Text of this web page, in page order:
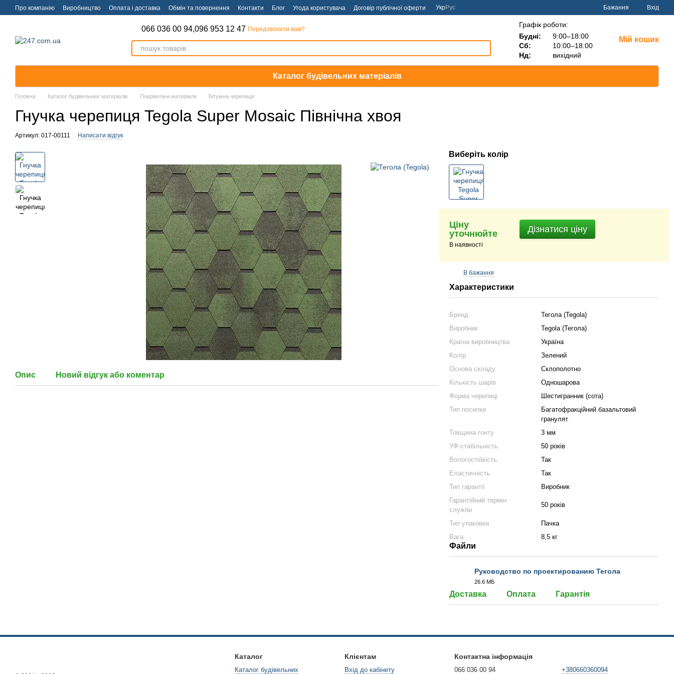
Перейти к основному контенту
Про компанію Виробництво Оплата і доставка Обмін та повернення Контакти Блог Угода користувача Договір публічної оферти УкрРус Бажання Вхід
066 036 00 94,096 953 12 47 Передзвонити вам?
Графік роботи:
Будні:
9:00–18:00
Сб:
10:00–18:00
Нд:
вихідний
Мій кошик
Каталог будівельних матеріалів
Головна Каталог будівельних матеріалів Покрівельні матеріали Бітумна черепиця
Гнучка черепиця Tegola Super Mosaic Північна хвоя
Артикул: 017-00111 Написати відгук
Опис Новий відгук або коментар
Виберіть колір
Ціну
уточнюйте
В наявності
Дізнатися ціну
В бажання
Характеристики
Бренд
Тегола (Tegola)
Виробник
Tegola (Тегола)
Країна виробництва
Україна
Колір
Зелений
Основа складу
Склополотно
Кількість шарів
Одношарова
Форма черепиці
Шестигранник (сота)
Тип посипки
Багатофракційний базальтовий
гранулят
Товщина гонту
3 мм
УФ-стабільність
50 років
Вологостійкість
Так
Еластичність
Так
Тип гарантії
Виробник
Гарантійний термін
служби
50 років
Тип упаковки
Пачка
Вага
8,5 кг
Файли
Руководство по проектированию Тегола
26.6 МБ
Доставка Оплата Гарантія
Каталог
Каталог будівельних
Клієнтам
Вхід до кабінету
Контактна інформація
066 036 00 94 +380660360094